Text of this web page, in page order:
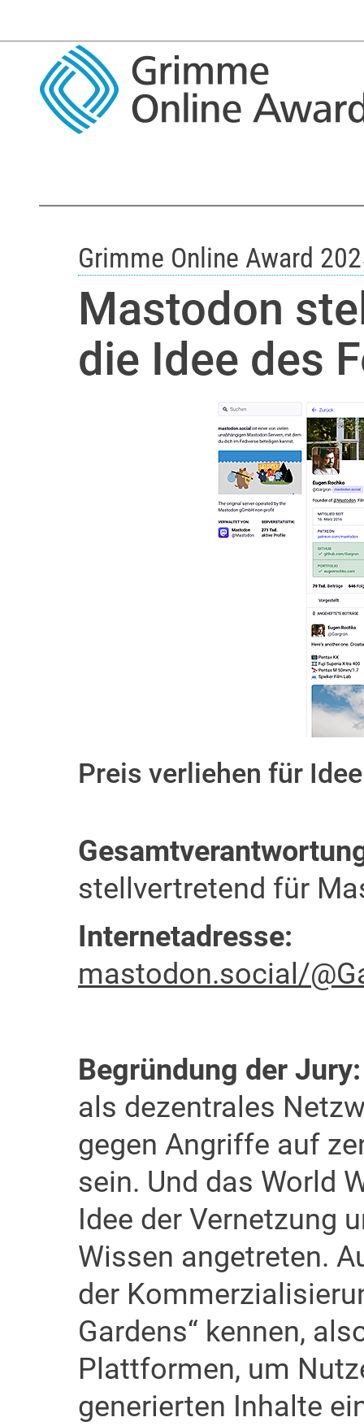
Grimme Online Award
Mastodon
die Idee des
Preis verliehen für Idee
stellvertretend für
Internetadresse:
mastodon.social/
Begründung der
als dezentrales
gegen Angriffe auf
sein. Und das World
Idee der Vernetzung
Wissen angetreten.
der
Gardens“ kennen,
Plattformen, um
generierten Inhalte